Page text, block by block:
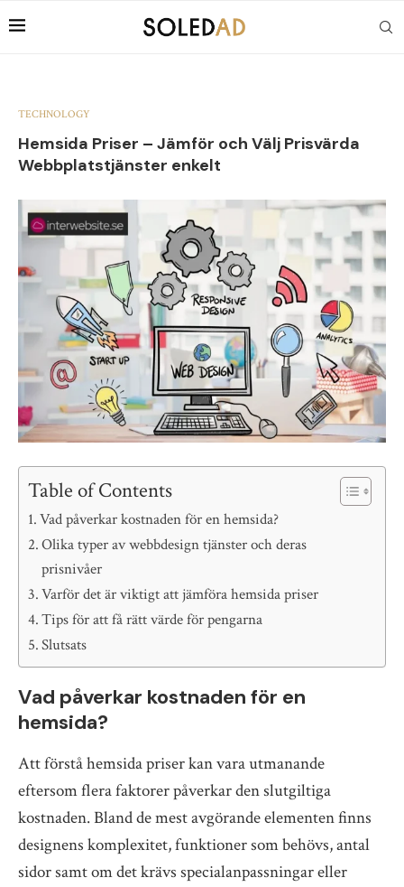
TECHNOLOGY
Hemsida Priser – Jämför och Välj Prisvärda
Webbplatstjänster enkelt
Table of Contents
Vad påverkar kostnaden för en hemsida?
Olika typer av webbdesign tjänster och deras
prisnivåer
Varför det är viktigt att jämföra hemsida priser
Tips för att få rätt värde för pengarna
Slutsats
Vad påverkar kostnaden för en
hemsida?
Att förstå hemsida priser kan vara utmanande
eftersom flera faktorer påverkar den slutgiltiga
kostnaden. Bland de mest avgörande elementen finns
designens komplexitet, funktioner som behövs, antal
sidor samt om det krävs specialanpassningar eller